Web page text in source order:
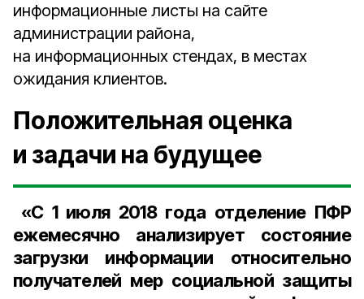
информационные листы на сайте
администрации района,
на информационных стендах, в местах
ожидания клиентов.
Положительная оценка
и задачи на будущее
«С 1 июля 2018 года отделение ПФР
ежемесячно анализирует состояние
загрузки информации относительно
получателей мер социальной защиты